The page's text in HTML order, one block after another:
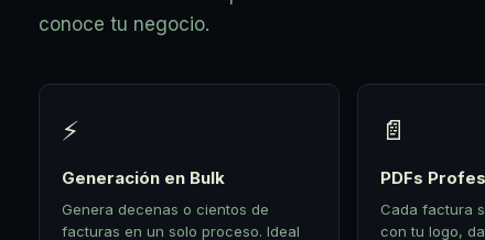
conoce tu negocio.
⚡
Generación en Bulk
Genera decenas o cientos de
facturas en un solo proceso. Ideal
📄
PDFs
Cada factura
con tu logo,